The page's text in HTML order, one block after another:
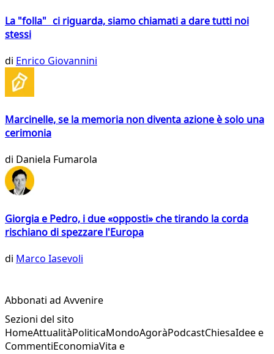
La "folla" ci riguarda, siamo chiamati a dare tutti noi
stessi
di Enrico Giovannini
Marcinelle, se la memoria non diventa azione è solo una
cerimonia
di Daniela Fumarola
Giorgia e Pedro, i due «opposti» che tirando la corda
rischiano di spezzare l'Europa
di Marco Iasevoli
Abbonati ad Avvenire
Sezioni del sito
HomeAttualitàPoliticaMondoAgoràPodcastChiesaIdee e
CommentiEconomiaVita e